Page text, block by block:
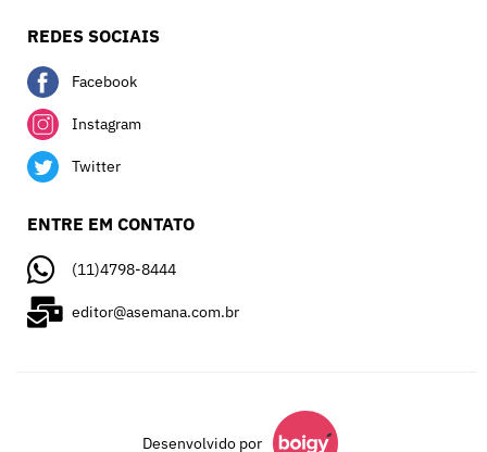
REDES SOCIAIS
Facebook
Instagram
Twitter
ENTRE EM CONTATO
(11)4798-8444
editor@asemana.com.br
Desenvolvido por